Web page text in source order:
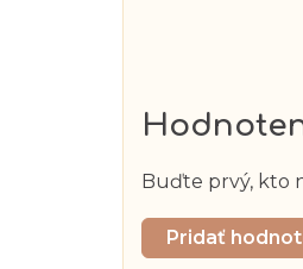
Buďte prvý, kto
Pridať